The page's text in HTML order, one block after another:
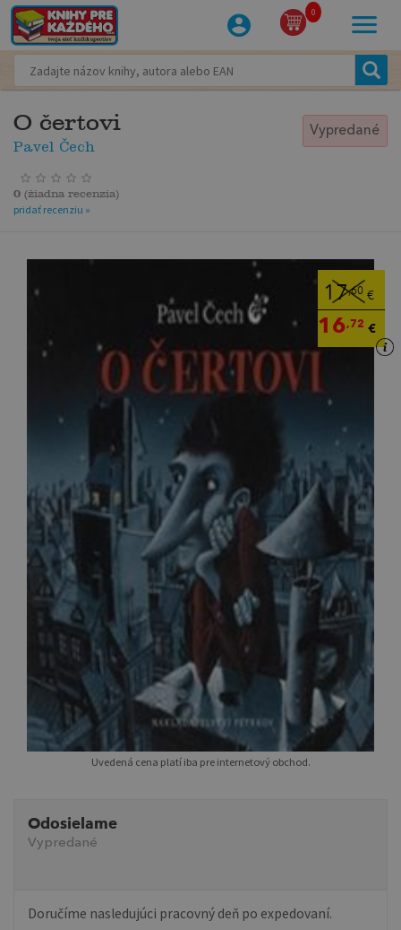
0
O čertovi
Pavel Čech
Vypredané
0 (žiadna recenzia)
pridať recenziu »
17,60 €
16,72 €
Uvedená cena platí iba pre internetový obchod.
Odosielame
Vypredané
Doručíme nasledujúci pracovný deň po expedovaní.